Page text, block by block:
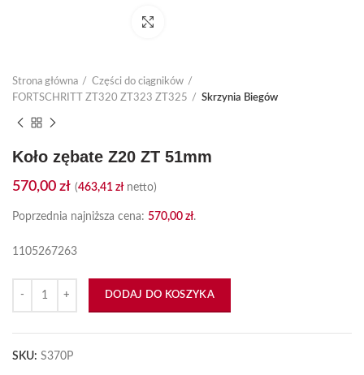
Strona główna
Części do ciągników
FORTSCHRITT ZT320 ZT323 ZT325
Skrzynia Biegów
Koło zębate Z20 ZT 51mm
570,00 zł (463,41 złnetto)
Poprzednia najniższa cena: 570,00 zł.
1105267263
DODAJ DO KOSZYKA
SKU: S370P